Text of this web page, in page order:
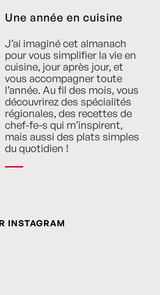
Une année en cuisine
J’ai imaginé cet almanach
pour vous simplifier la vie en
cuisine, jour après jour, et
vous accompagner toute
l’année. Au fil des mois, vous
découvrirez des spécialités
régionales, des recettes de
chef-fe-s qui m’inspirent,
mais aussi des plats simples
du quotidien !
INSTAGRAM